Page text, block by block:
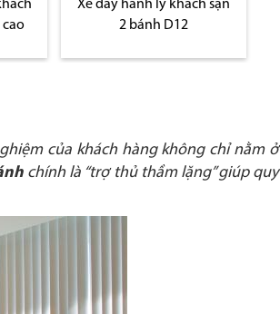
cao
Xe đẩy hành lý khách sạn
2 bánh D12
của khách hàng không chỉ nằm ở
chính là “trợ thủ thầm lặng” giúp quy